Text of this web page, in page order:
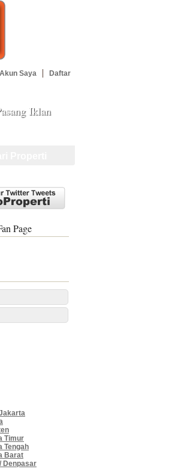
Akun Saya Daftar
Iklan
Page
Timur
Tengah
Barat
Denpasar